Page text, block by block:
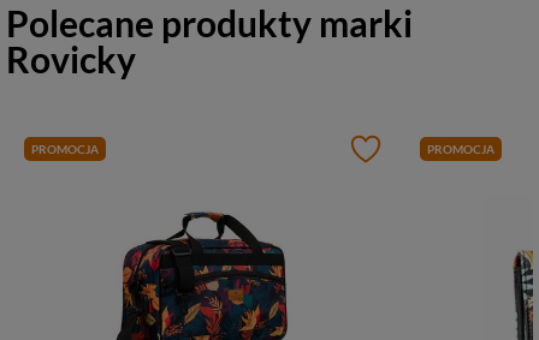
Polecane produkty marki
Rovicky
PROMOCJA PROMOCJA